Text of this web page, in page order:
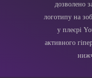
дозволено
логотипу на
у плеєрі
активного